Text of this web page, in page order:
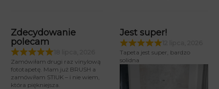
Zdecydowanie
polecam
18 lipca, 2026
Zamówiłam drugi raz vinylową
fototapetę. Mam już BRUSH a
zamówiłam STIUK – i nie wiem,
która piękniejsza.
Jest super!
Tapeta jest super, bardzo
solidna